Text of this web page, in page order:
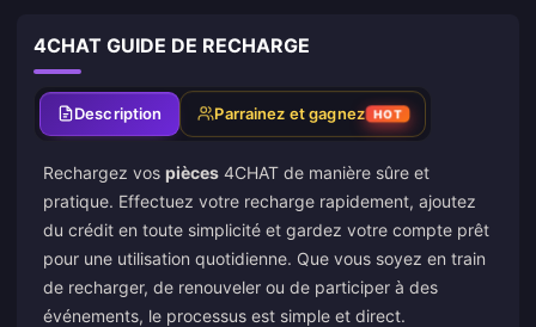
4CHAT GUIDE DE RECHARGE
Description Parrainez et gagnez HOT
Rechargez vos pièces 4CHAT de manière sûre et
pratique. Effectuez votre recharge rapidement, ajoutez
du crédit en toute simplicité et gardez votre compte prêt
pour une utilisation quotidienne. Que vous soyez en train
de recharger, de renouveler ou de participer à des
événements, le processus est simple et direct.